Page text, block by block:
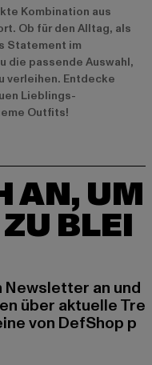
Kombination aus
Ob für den Alltag, als
Statement im
die passende Auswahl,
verleihen. Entdecke
Lieblings-
Outfits!
AN, UM
BLEI
an und
über aktuelle Tre
von DefShop p